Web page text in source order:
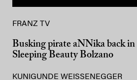
FRANZ TV
Busking pirate aNNika back in
Sleeping Beauty Bolzano
KUNIGUNDE WEISSENEGGER